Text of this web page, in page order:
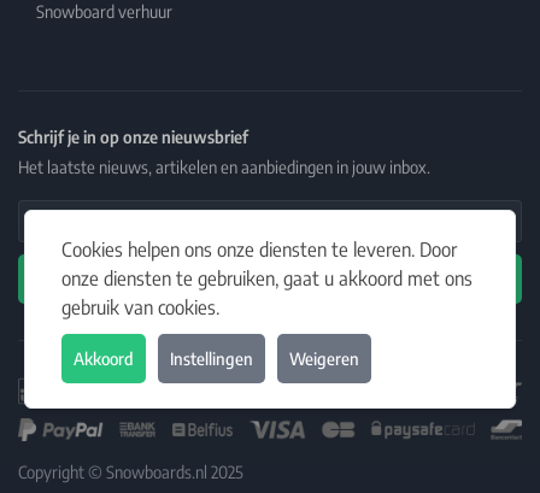
Cookies helpen ons onze diensten te leveren. Door
onze diensten te gebruiken, gaat u akkoord met ons
gebruik van cookies.
Akkoord Instellingen Weigeren
Snowboard verhuur
Schrijf je in op onze nieuwsbrief
Het laatste nieuws, artikelen en aanbiedingen in jouw inbox.
Email Address
Abonneren
Copyright © Snowboards.nl 2025